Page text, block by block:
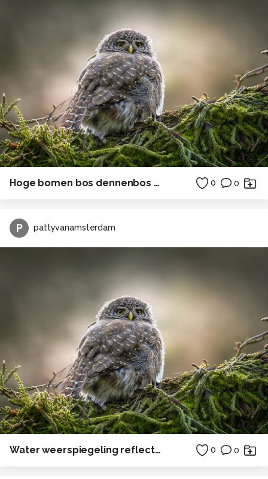
Hoge bomen bos dennenbos Duitsland 0 0
P pattyvanamsterdam
Water weerspiegeling reflectie bos 0 0